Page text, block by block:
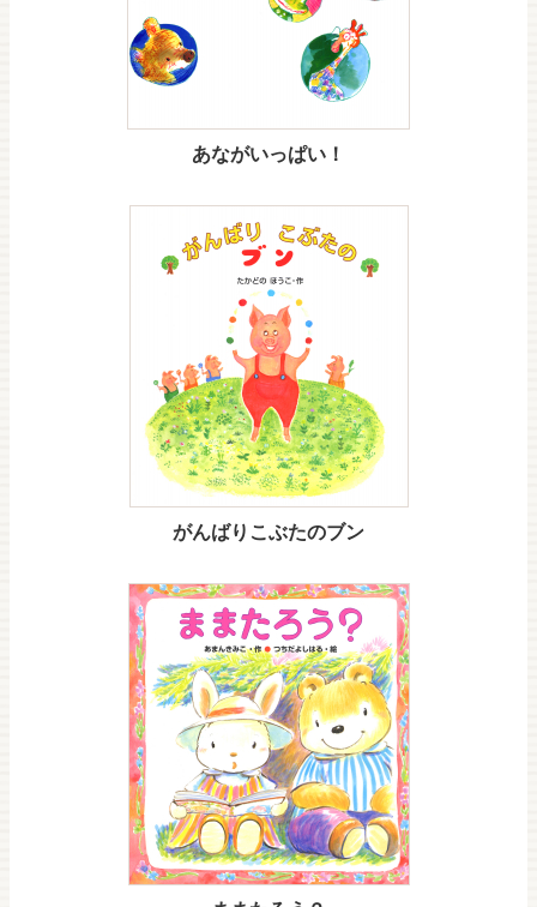
あながいっぱい！
がんばりこぶたのブン